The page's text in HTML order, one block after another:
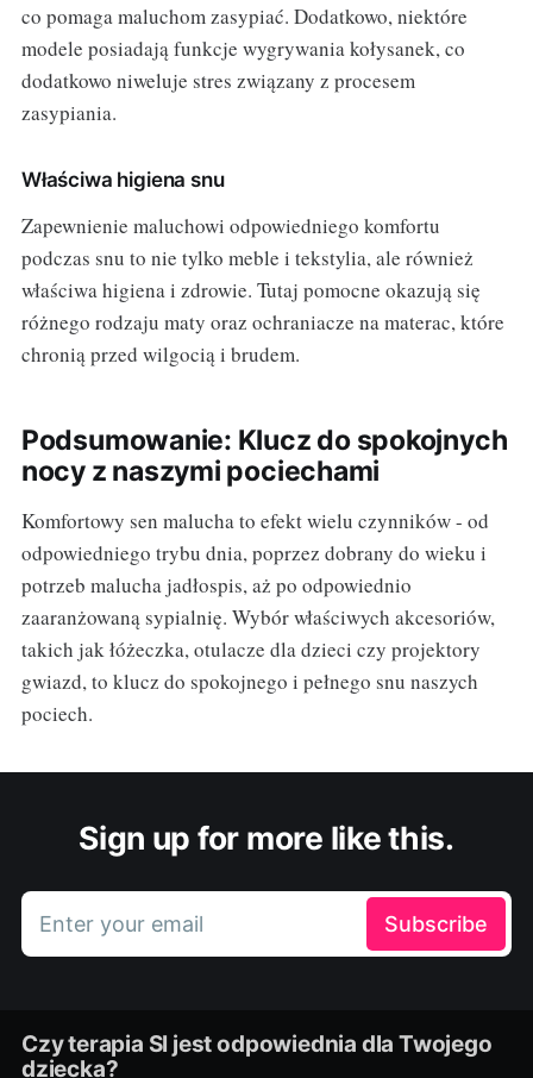
co pomaga maluchom zasypiać. Dodatkowo, niektóre
modele posiadają funkcje wygrywania kołysanek, co
dodatkowo niweluje stres związany z procesem
zasypiania.
Właściwa higiena snu
Zapewnienie maluchowi odpowiedniego komfortu
podczas snu to nie tylko meble i tekstylia, ale również
właściwa higiena i zdrowie. Tutaj pomocne okazują się
różnego rodzaju maty oraz ochraniacze na materac, które
chronią przed wilgocią i brudem.
Podsumowanie: Klucz do spokojnych
nocy z naszymi pociechami
Komfortowy sen malucha to efekt wielu czynników - od
odpowiedniego trybu dnia, poprzez dobrany do wieku i
potrzeb malucha jadłospis, aż po odpowiednio
zaaranżowaną sypialnię. Wybór właściwych akcesoriów,
takich jak łóżeczka, otulacze dla dzieci czy projektory
gwiazd, to klucz do spokojnego i pełnego snu naszych
pociech.
Sign up for more like this.
Enter your email Subscribe
Czy terapia SI jest odpowiednia dla Twojego
dziecka?